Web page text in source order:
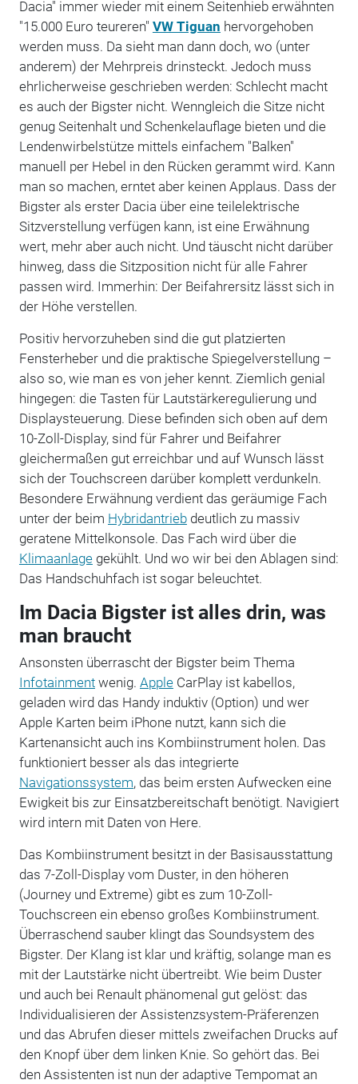
Dacia" immer wieder mit einem Seitenhieb erwähnten
"15.000 Euro teureren" VW Tiguan hervorgehoben
werden muss. Da sieht man dann doch, wo (unter
anderem) der Mehrpreis drinsteckt. Jedoch muss
ehrlicherweise geschrieben werden: Schlecht macht
es auch der Bigster nicht. Wenngleich die Sitze nicht
genug Seitenhalt und Schenkelauflage bieten und die
Lendenwirbelstütze mittels einfachem "Balken"
manuell per Hebel in den Rücken gerammt wird. Kann
man so machen, erntet aber keinen Applaus. Dass der
Bigster als erster Dacia über eine teilelektrische
Sitzverstellung verfügen kann, ist eine Erwähnung
wert, mehr aber auch nicht. Und täuscht nicht darüber
hinweg, dass die Sitzposition nicht für alle Fahrer
passen wird. Immerhin: Der Beifahrersitz lässt sich in
der Höhe verstellen.
Positiv hervorzuheben sind die gut platzierten
Fensterheber und die praktische Spiegelverstellung –
also so, wie man es von jeher kennt. Ziemlich genial
hingegen: die Tasten für Lautstärkeregulierung und
Displaysteuerung. Diese befinden sich oben auf dem
10-Zoll-Display, sind für Fahrer und Beifahrer
gleichermaßen gut erreichbar und auf Wunsch lässt
sich der Touchscreen darüber komplett verdunkeln.
Besondere Erwähnung verdient das geräumige Fach
unter der beim Hybridantriebdeutlich zu massiv
geratene Mittelkonsole. Das Fach wird über die
Klimaanlagegekühlt. Und wo wir bei den Ablagen sind:
Das Handschuhfach ist sogar beleuchtet.
Im Dacia Bigster ist alles drin, was
man braucht
Ansonsten überrascht der Bigster beim Thema
Infotainmentwenig. AppleCarPlay ist kabellos,
geladen wird das Handy induktiv (Option) und wer
Apple Karten beim iPhone nutzt, kann sich die
Kartenansicht auch ins Kombiinstrument holen. Das
funktioniert besser als das integrierte
Navigationssystem, das beim ersten Aufwecken eine
Ewigkeit bis zur Einsatzbereitschaft benötigt. Navigiert
wird intern mit Daten von Here.
Das Kombiinstrument besitzt in der Basisausstattung
das 7-Zoll-Display vom Duster, in den höheren
(Journey und Extreme) gibt es zum 10-Zoll-
Touchscreen ein ebenso großes Kombiinstrument.
Überraschend sauber klingt das Soundsystem des
Bigster. Der Klang ist klar und kräftig, solange man es
mit der Lautstärke nicht übertreibt. Wie beim Duster
und auch bei Renault phänomenal gut gelöst: das
Individualisieren der Assistenzsystem-Präferenzen
und das Abrufen dieser mittels zweifachen Drucks auf
den Knopf über dem linken Knie. So gehört das. Bei
den Assistenten ist nun der adaptive Tempomat an